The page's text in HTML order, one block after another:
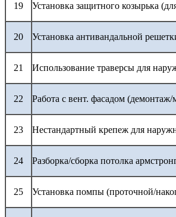
19 Установка защитного козырька
20 Установка антивандальной
21 Использование траверсы для
22 Работа с вент. фасадом
23 Нестандартный крепеж для
24 Разборка/сборка потолка
25 Установка помпы (проточной/